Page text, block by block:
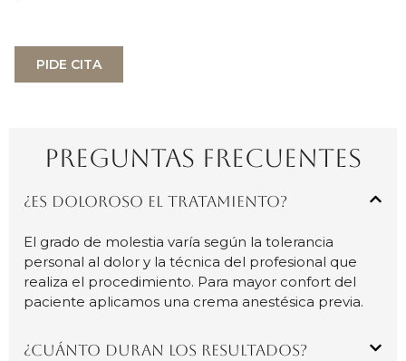
PIDE CITA
PREGUNTAS FRECUENTES
¿Es doloroso el tratamiento?
El grado de molestia varía según la tolerancia
personal al dolor y la técnica del profesional que
realiza el procedimiento. Para mayor confort del
paciente aplicamos una crema anestésica previa.
¿Cuánto duran los resultados?